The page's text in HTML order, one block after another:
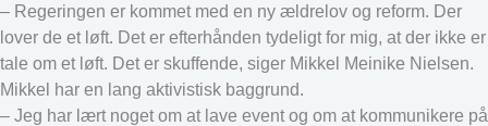
– Regeringen er kommet med en ny ældrelov og reform. Der
lover de et løft. Det er efterhånden tydeligt for mig, at der ikke er
tale om et løft. Det er skuffende, siger Mikkel Meinike Nielsen.
Mikkel har en lang aktivistisk baggrund.
– Jeg har lært noget om at lave event og om at kommunikere på